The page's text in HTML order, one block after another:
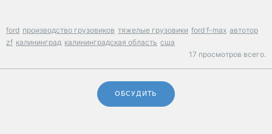
ford производство грузовиков тяжелые грузовики ford f-max автотор
zf калининград калининградская область сша
17 просмотров всего.
ОБСУДИТЬ